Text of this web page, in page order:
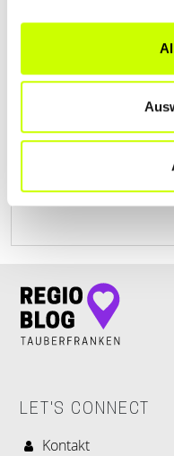
LET'S CONNECT
Kontakt